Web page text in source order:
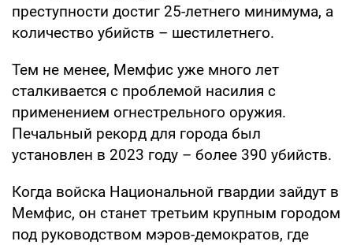
преступности достиг 25-летнего минимума, а
количество убийств – шестилетнего.
Тем не менее, Мемфис уже много лет
сталкивается с проблемой насилия с
применением огнестрельного оружия.
Печальный рекорд для города был
установлен в 2023 году – более 390 убийств.
Когда войска Национальной гвардии зайдут в
Мемфис, он станет третьим крупным городом
под руководством мэров-демократов, где